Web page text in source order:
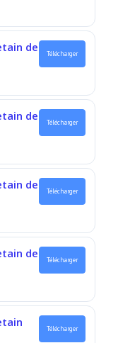
de
Télécharger
de
Télécharger
de
Télécharger
de
Télécharger
Télécharger